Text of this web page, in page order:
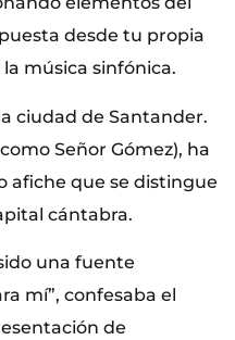
desde tu propia
música sinfónica.
ciudad de Santander.
Señor Gómez), ha
afiche que se distingue
cántabra.
una fuente
mí”, confesaba el
de